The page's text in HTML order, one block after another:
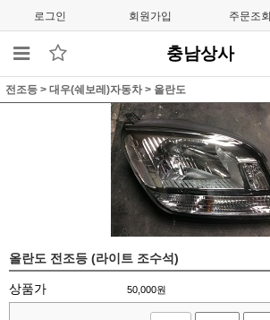
로그인 회원가입 주문조회
충남상사
전조등 > 대우(쉐보레)자동차> 올란도
올란도 전조등 (라이트 조수석)
상품가 50,000원